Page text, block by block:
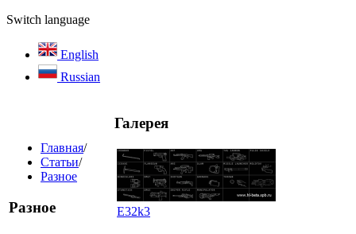
Switch language
English
Russian
Главная/
Статьи/
Разное
Разное
Галерея
E32k3